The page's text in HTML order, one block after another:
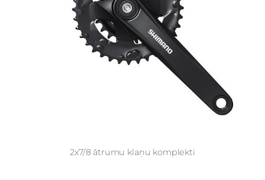
2x7/8 ātrumu klaņu komplekti